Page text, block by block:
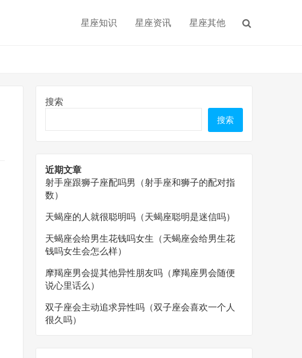
星座知识 星座资讯 星座其他
搜索
搜索
近期文章
射手座跟狮子座配吗男（射手座和狮子的配对指
数）
天蝎座的人就很聪明吗（天蝎座聪明是迷信吗）
天蝎座会给男生花钱吗女生（天蝎座会给男生花
钱吗女生会怎么样）
摩羯座男会提其他异性朋友吗（摩羯座男会随便
说心里话么）
双子座会主动追求异性吗（双子座会喜欢一个人
很久吗）